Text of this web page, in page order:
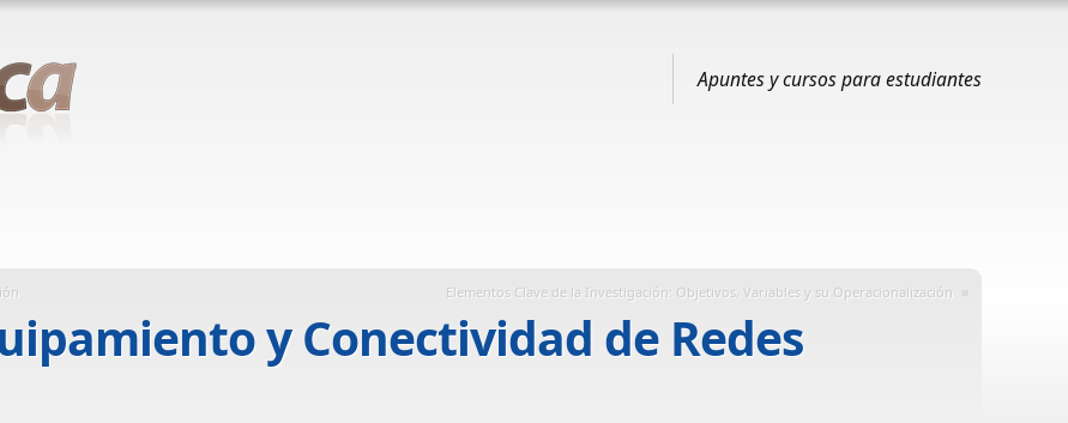
Apuntes y cursos para estudiantes
Elementos Clave de la Investigación: Objetivos, Variables y su Operacionalización »
y Conectividad de Redes